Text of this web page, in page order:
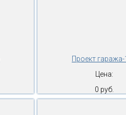
Проект
Цена:
0 руб.